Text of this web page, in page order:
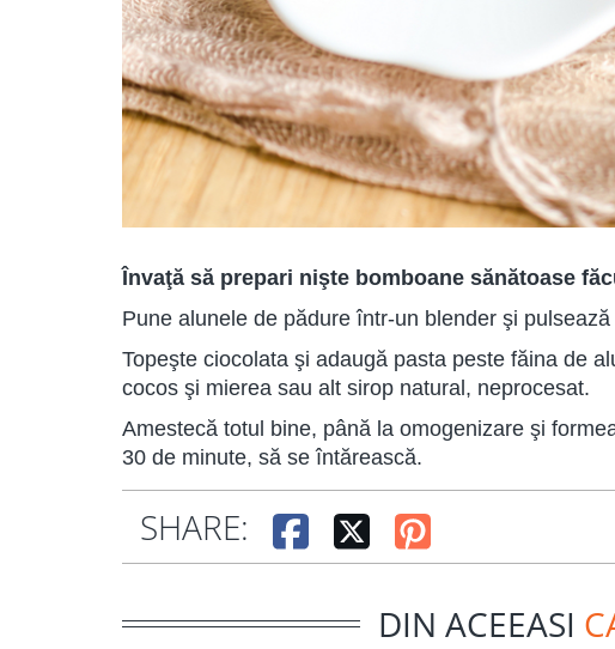
Învaţă să prepari nişte bomboane sănătoase
Pune alunele de pădure într-un blender şi
Topeşte ciocolata şi adaugă pasta peste făina de
cocos şi mierea sau alt sirop natural, neprocesat.
Amestecă totul bine, până la omogenizare şi
30 de minute, să se întărească.
SHARE:
DIN ACEEASI